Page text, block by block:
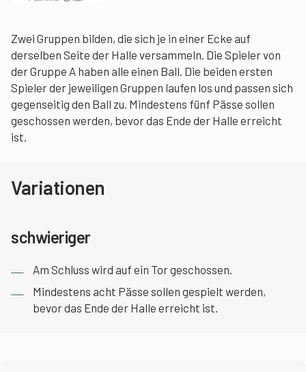
Zwei Gruppen bilden, die sich je in einer Ecke auf
derselben Seite der Halle versammeln. Die Spieler von
der Gruppe A haben alle einen Ball. Die beiden ersten
Spieler der jeweiligen Gruppen laufen los und passen sich
gegenseitig den Ball zu. Mindestens fünf Pässe sollen
geschossen werden, bevor das Ende der Halle erreicht
ist.
Variationen
schwieriger
Am Schluss wird auf ein Tor geschossen.
Mindestens acht Pässe sollen gespielt werden,
bevor das Ende der Halle erreicht ist.